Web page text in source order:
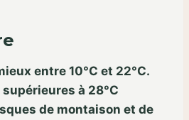
entre 10°C et 22°C.
à 28°C
de montaison et de